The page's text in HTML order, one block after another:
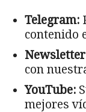
Telegram:
contenido
con
YouTube:
mejores